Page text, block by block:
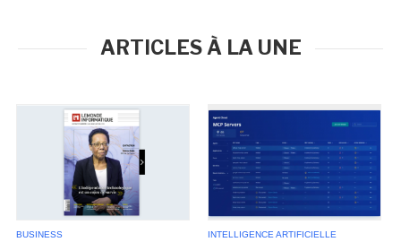
ARTICLES À LA UNE
BUSINESS INTELLIGENCE ARTIFICIELLE